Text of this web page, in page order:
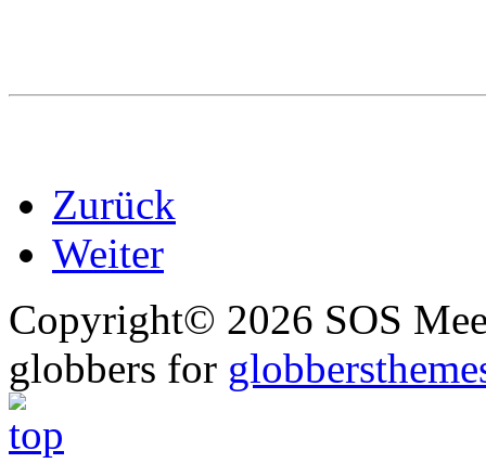
Zurück
Weiter
Copyright© 2026 SOS
globbers for